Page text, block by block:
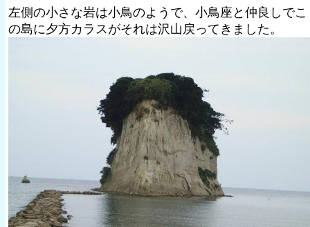
左側の小さな岩は小鳥のようで、小鳥座と仲良しでこ
の島に夕方カラスがそれは沢山戻ってきました。